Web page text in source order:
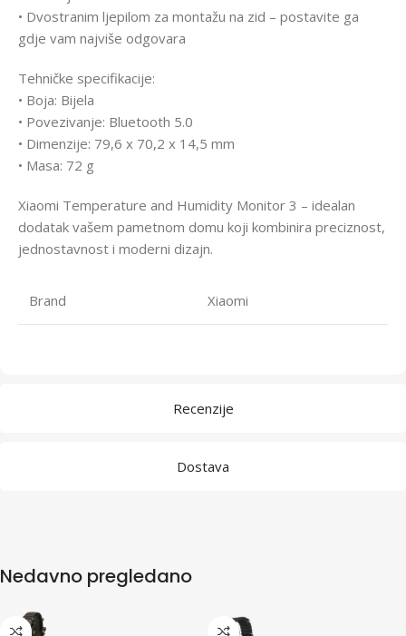
Recenzije
Dostava
• Dvostranim ljepilom za montažu na zid – postavite ga
gdje vam najviše odgovara
Tehničke specifikacije:
• Boja: Bijela
• Povezivanje: Bluetooth 5.0
• Dimenzije: 79,6 x 70,2 x 14,5 mm
• Masa: 72 g
Xiaomi Temperature and Humidity Monitor 3 – idealan
dodatak vašem pametnom domu koji kombinira preciznost,
jednostavnost i moderni dizajn.
Brand Xiaomi
Nedavno pregledano